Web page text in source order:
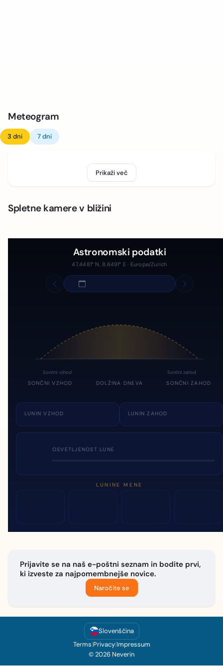
Meteogram
3 dni 7 dni
Prikaži več
Spletne kamere v bližini
Astronomski podatki
47.4481° N, 8.6491° E · Europe/Zurich
Sončni vzhod Sončni zahod
SONČNI VZHOD DOLŽINA DNEVA SONČNI ZAHOD
LUNIN VZHOD LUNIN ZAHOD
OSVETLJENOST LUNE
LUNINE MENE
Prijavite se na naš e-poštni seznam in bodite prvi,
ki izveste za najpomembnejše novice.
Naročite se
Slovenščina
Terms|Privacy|Impressum
© 2026 Neverin